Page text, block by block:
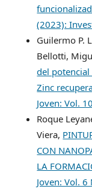
(2023):
Guilermo P.
Bellotti,
del
Zinc
Joven: Vol.
Roque
Viera,
CON
LA
Joven: Vol.